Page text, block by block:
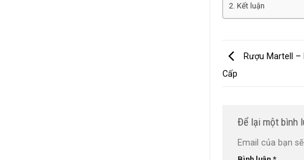
Kết luận
Rượu Martell –
Cấp
Để lại một bình
Email của bạn